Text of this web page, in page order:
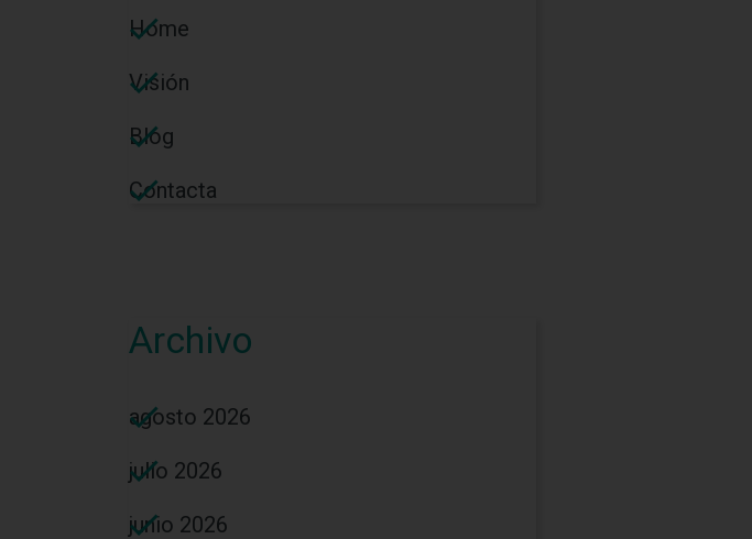
Home
Visión
Blog
Contacta
Archivo
agosto 2026
julio 2026
junio 2026